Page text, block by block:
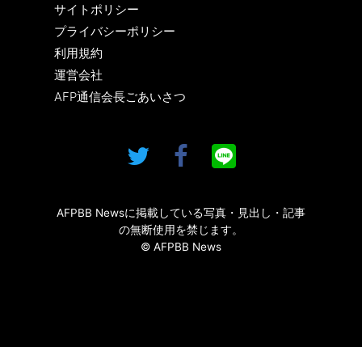
サイトポリシー
プライバシーポリシー
利用規約
運営会社
AFP通信会長ごあいさつ
AFPBB Newsに掲載している写真・見出し・記事
の無断使用を禁じます。
© AFPBB News